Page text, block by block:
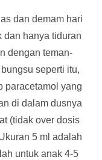
dan demam hari
dan hanya tiduran
dengan teman-
seperti itu,
paracetamol yang
di dalam dusnya
(tidak over dosis
5 ml adalah
untuk anak 4-5